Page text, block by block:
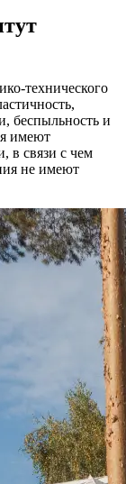
технического
беспыльность и
имеют
в связи с чем
не имеют